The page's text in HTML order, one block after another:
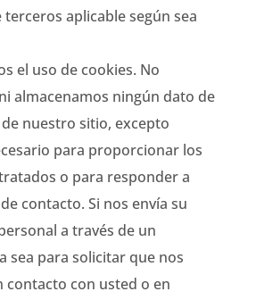
aplicable según sea
el uso de cookies. No
almacenamos ningún dato de
nuestro sitio, excepto
para proporcionar los
o para responder a
contacto. Si nos envía su
a través de un
sea para solicitar que nos
contacto con usted o en